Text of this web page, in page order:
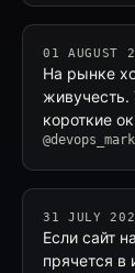
01 AUGUST
На рынке
живучесть.
короткие
31 JULY
Если сайт
прячется в